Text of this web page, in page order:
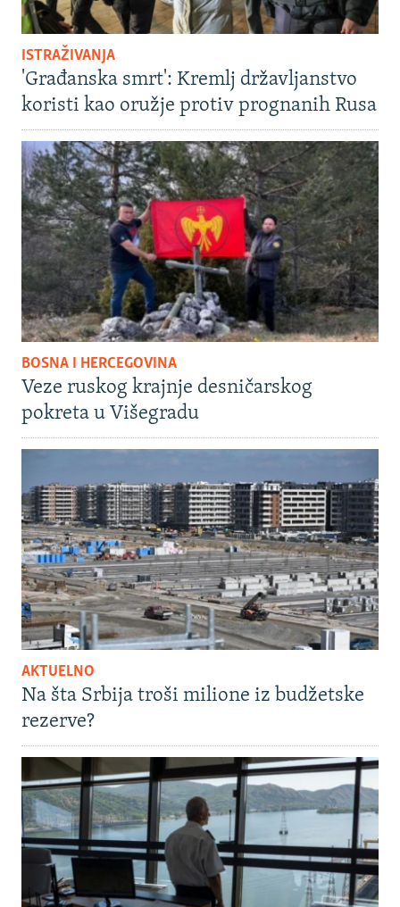
ISTRAŽIVANJA
'Građanska smrt': Kremlj državljanstvo
koristi kao oružje protiv prognanih Rusa
BOSNA I HERCEGOVINA
Veze ruskog krajnje desničarskog
pokreta u Višegradu
AKTUELNO
Na šta Srbija troši milione iz budžetske
rezerve?